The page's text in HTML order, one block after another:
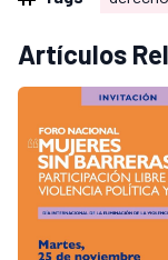
Artículos